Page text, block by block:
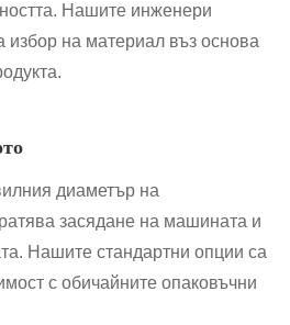
Нашите инженери
избор на материал въз основа
диаметър на
засядане на машината и
Нашите стандартни опции са
с обичайните опаковъчни